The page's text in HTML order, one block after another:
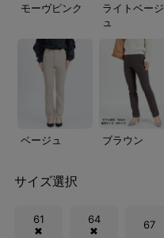
モーヴピンク
ライトベージ
ュ
ベージュ ブラウン
サイズ選択
61
✖
64
✖
67